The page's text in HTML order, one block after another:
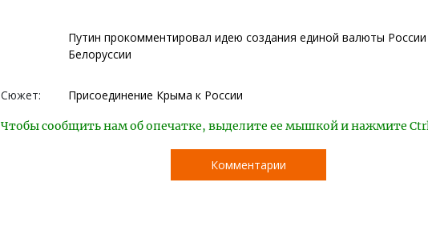
Путин прокомментировал идею создания единой валюты России
Белоруссии
Сюжет: Присоединение Крыма к России
Чтобы сообщить нам об опечатке, выделите ее мышкой и нажмите
Комментарии